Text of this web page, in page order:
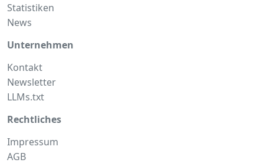
Statistiken
News
Unternehmen
Kontakt
Newsletter
LLMs.txt
Rechtliches
Impressum
AGB